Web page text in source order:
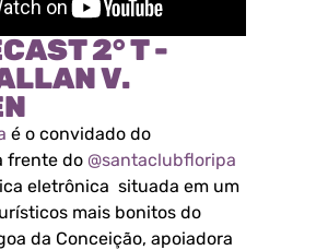
2° T -
V.
é o convidado do
frente do @santaclubfloripa
eletrônica situada em um
mais bonitos do
da Conceição, apoiadora